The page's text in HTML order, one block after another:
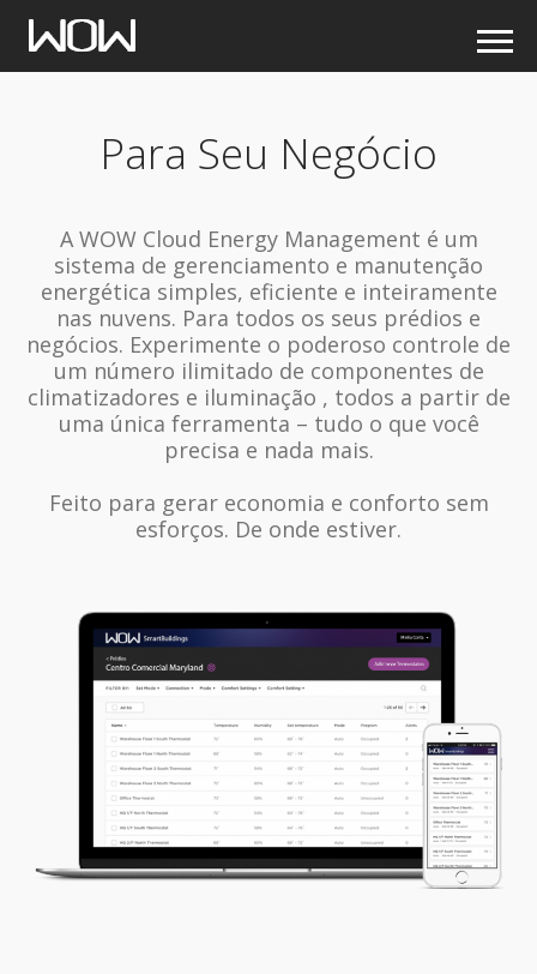
Para Seu Negócio
A WOW Cloud Energy Management é um
sistema de gerenciamento e manutenção
energética simples, eficiente e inteiramente
nas nuvens. Para todos os seus prédios e
negócios. Experimente o poderoso controle de
um número ilimitado de componentes de
climatizadores e iluminação , todos a partir de
uma única ferramenta – tudo o que você
precisa e nada mais.
Feito para gerar economia e conforto sem
esforços. De onde estiver.